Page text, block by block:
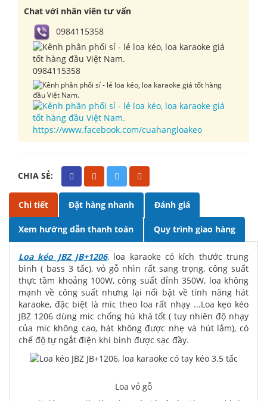
Chat với nhân viên tư vấn
0984115358
0984115358
https://www.facebook.com/cuahangloakeo
CHIA SẺ:
Chi tiết Đặt hàng nhanh Đánh giá
Xem hướng dẫn thanh toán Quy trình giao hàng
Loa kéo JBZ JB+1206, loa karaoke có kích thước trung
bình ( bass 3 tấc), vỏ gỗ nhìn rất sang trọng, công suất
thực tầm khoảng 100W, công suất đỉnh 350W, loa không
mạnh về công suất nhưng lại nối bật về tính năng hát
karaoke, đặc biệt là mic theo loa rất nhạy ...Loa kẹo kéo
JBZ 1206 dùng mic chống hú khá tốt ( tuy nhiên độ nhạy
của mic không cao, hát không được nhẹ và hút lắm), có
chế độ tự ngắt điện khi bình được sạc đầy.
Loa vỏ gỗ